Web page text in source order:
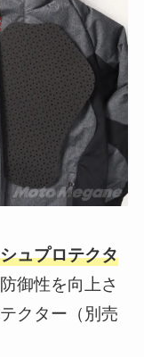
ュプロテクタ
御性を向上さ
クター（別売